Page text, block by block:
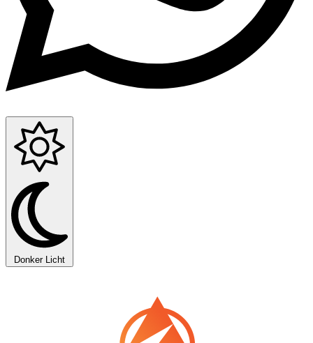
Donker Licht